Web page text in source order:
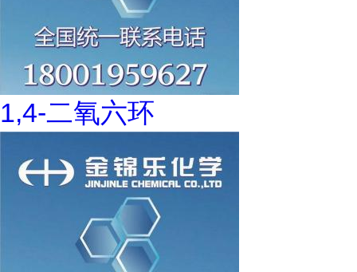
1,4-二氧六环